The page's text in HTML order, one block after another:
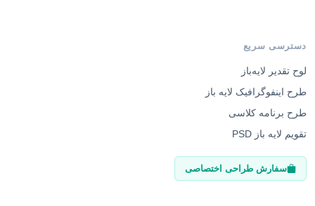
دسترسی سریع
لوح تقدیر لایه‌باز
طرح اینفوگرافیک لایه باز
طرح برنامه کلاسی
تقویم لایه باز PSD
سفارش طراحی اختصاصی